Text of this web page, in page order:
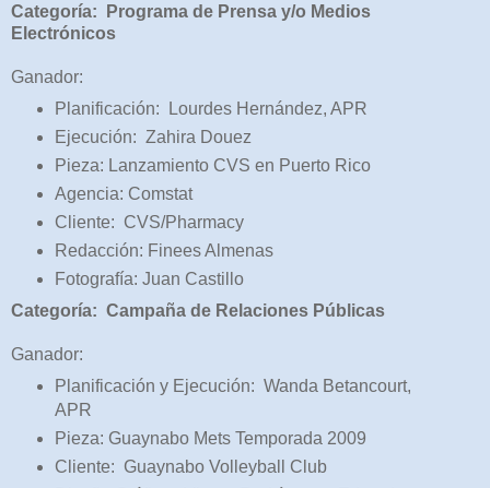
Categoría: Programa de Prensa y/o Medios
Electrónicos
Ganador:
Planificación: Lourdes Hernández, APR
Ejecución: Zahira Douez
Pieza: Lanzamiento CVS en Puerto Rico
Agencia: Comstat
Cliente: CVS/Pharmacy
Redacción: Finees Almenas
Fotografía: Juan Castillo
Categoría: Campaña de Relaciones Públicas
Ganador:
Planificación y Ejecución: Wanda Betancourt,
APR
Pieza: Guaynabo Mets Temporada 2009
Cliente: Guaynabo Volleyball Club